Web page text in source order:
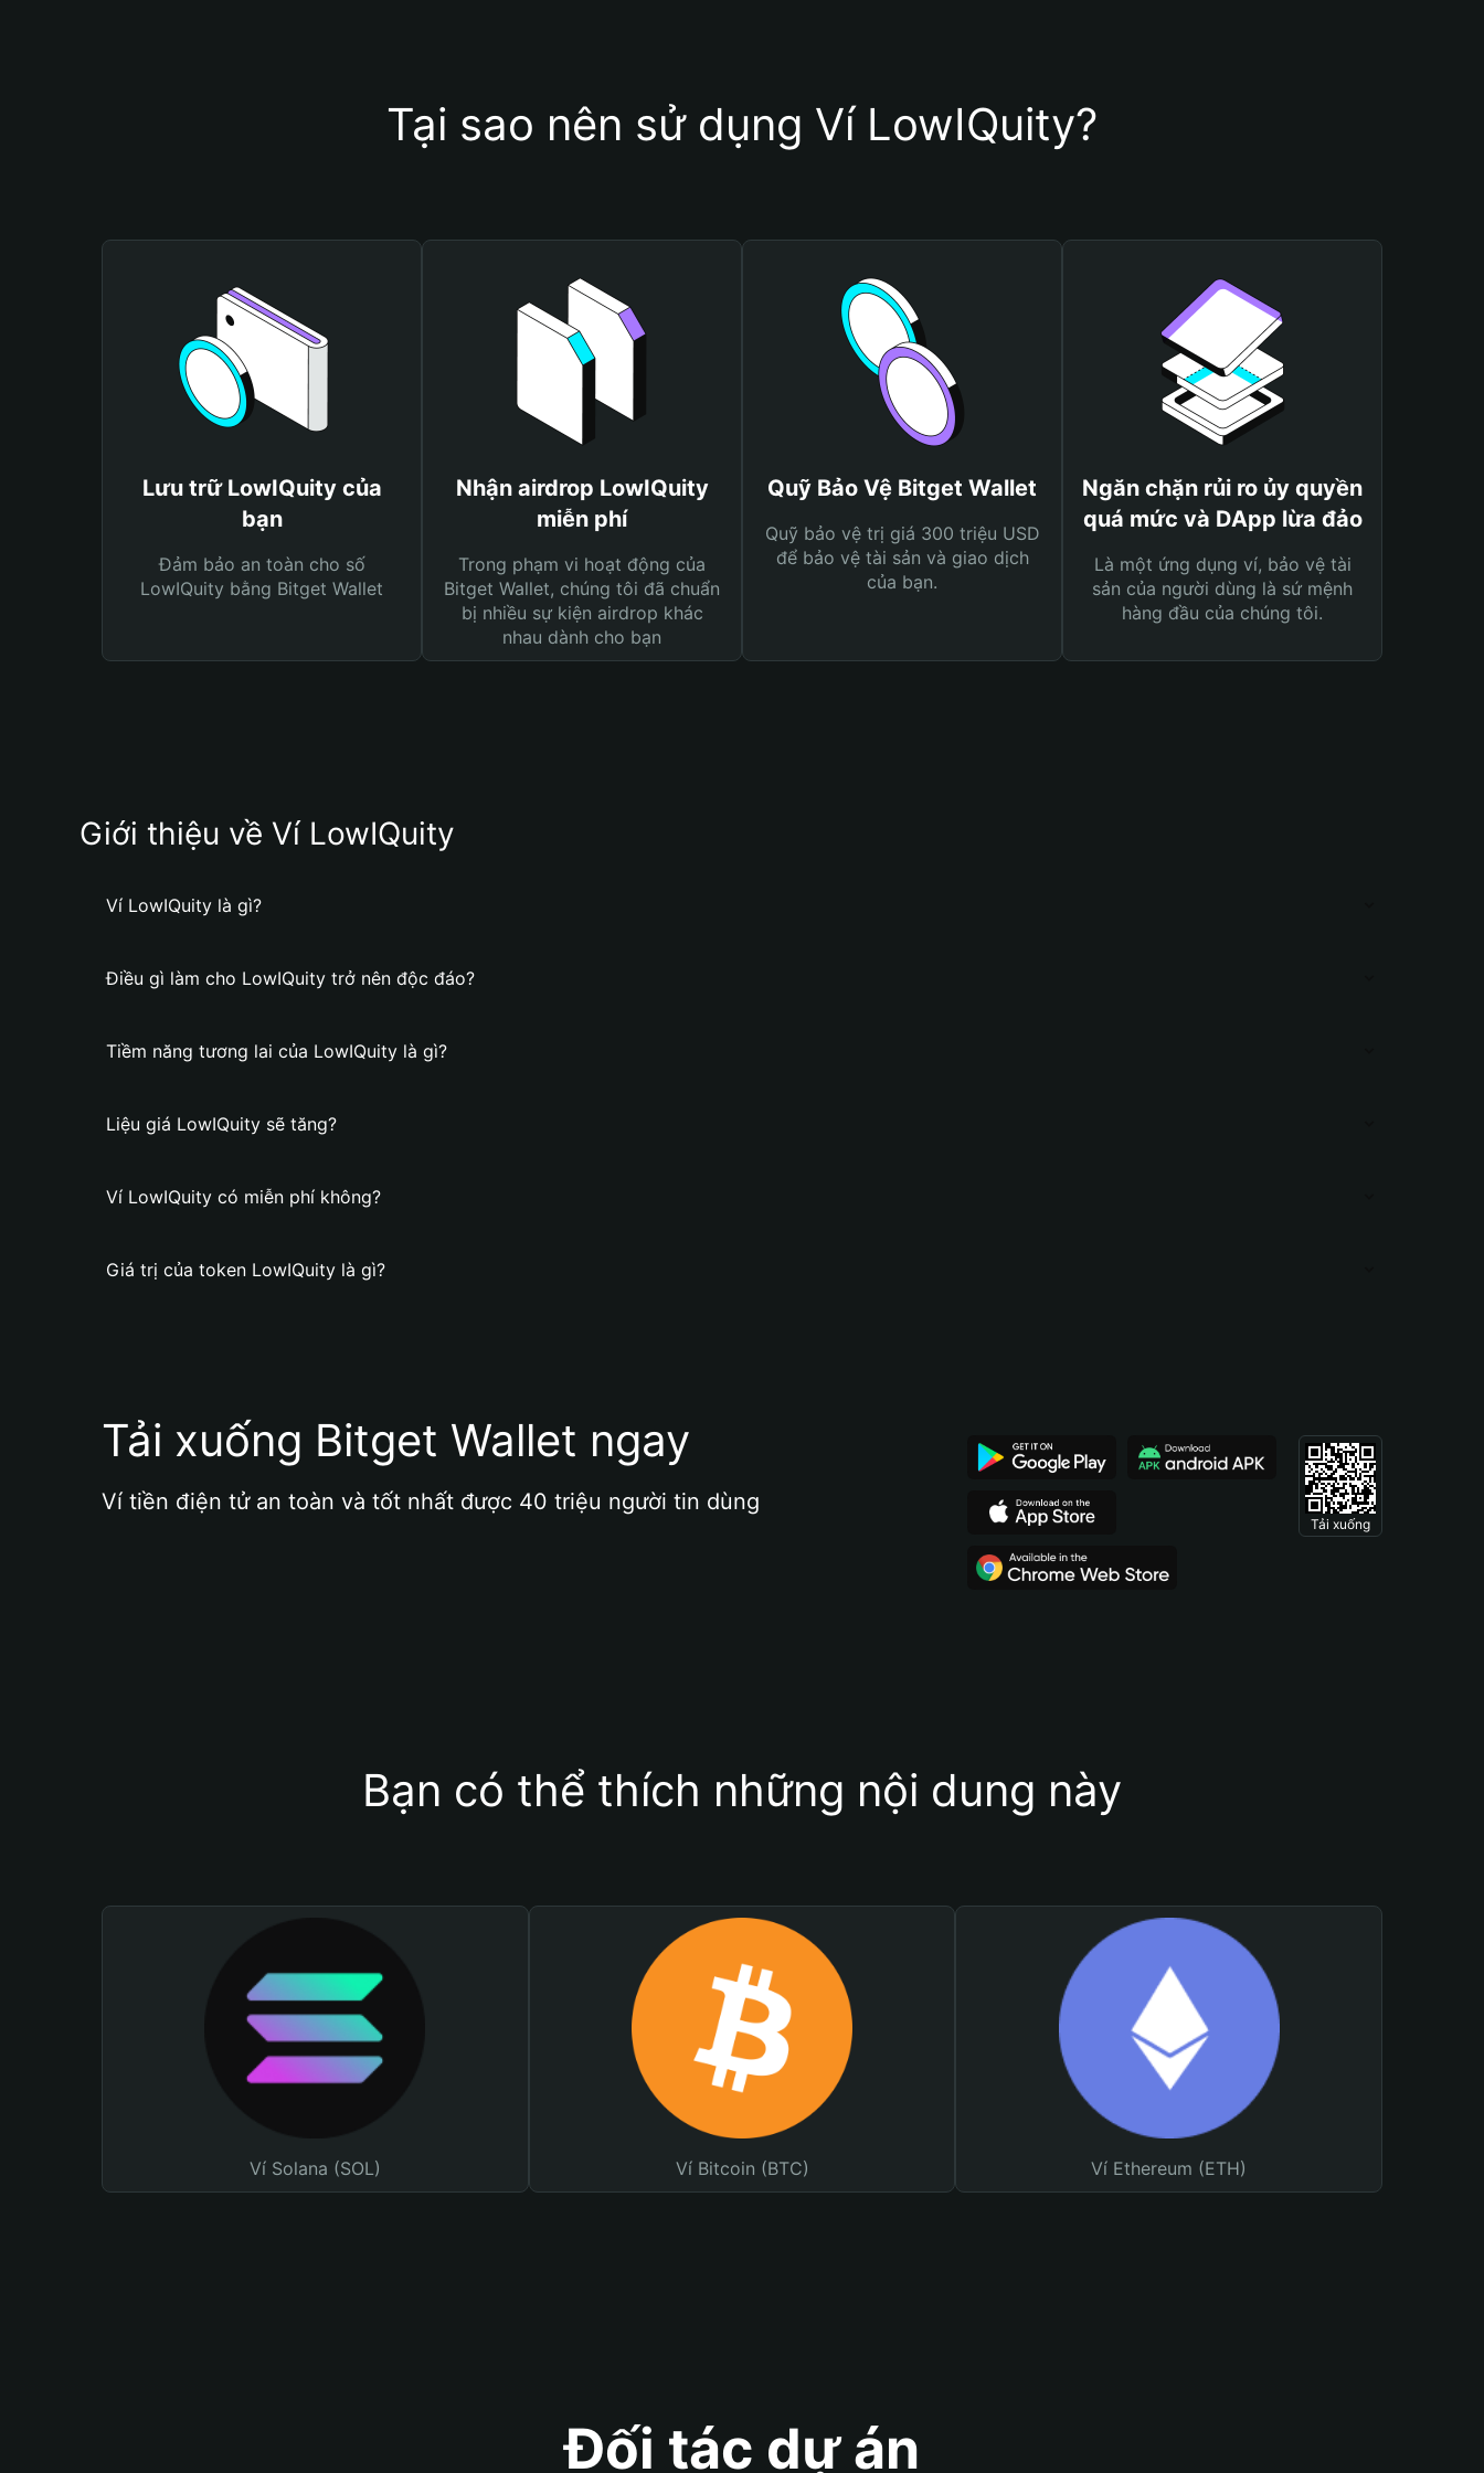
Tại sao nên sử dụng Ví LowIQuity?
Lưu trữ LowIQuity của
bạn
Đảm bảo an toàn cho số
LowIQuity bằng Bitget Wallet
Nhận airdrop LowIQuity
miễn phí
Trong phạm vi hoạt động của
Bitget Wallet, chúng tôi đã chuẩn
bị nhiều sự kiện airdrop khác
nhau dành cho bạn
Quỹ Bảo Vệ Bitget Wallet
Quỹ bảo vệ trị giá 300 triệu USD
để bảo vệ tài sản và giao dịch
của bạn.
Ngăn chặn rủi ro ủy quyền
quá mức và DApp lừa đảo
Là một ứng dụng ví, bảo vệ tài
sản của người dùng là sứ mệnh
hàng đầu của chúng tôi.
Giới thiệu về Ví LowIQuity
Ví LowIQuity là gì?
Điều gì làm cho LowIQuity trở nên độc đáo?
Tiềm năng tương lai của LowIQuity là gì?
Liệu giá LowIQuity sẽ tăng?
Ví LowIQuity có miễn phí không?
Giá trị của token LowIQuity là gì?
Tải xuống Bitget Wallet ngay
Ví tiền điện tử an toàn và tốt nhất được 40 triệu người tin dùng
Tải xuống
Bạn có thể thích những nội dung này
Ví Solana (SOL) Ví Bitcoin (BTC) Ví Ethereum (ETH)
Đối tác dự án